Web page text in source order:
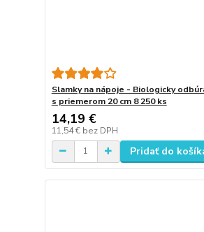
Slamky na nápoje - Biologicky
s priemerom 20 cm 8 250 ks
14,19 €
11,54 € bez DPH
Pridať do